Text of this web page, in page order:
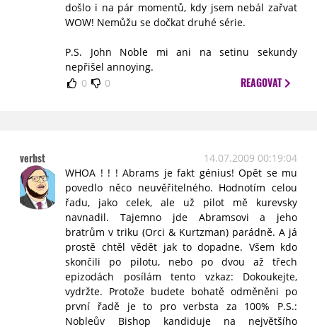
došlo i na pár momentů, kdy jsem nebál zařvat
WOW! Nemůžu se dočkat druhé série.
P.S. John Noble mi ani na setinu sekundy
nepřišel annoying.
0
0 REAGOVAT
verbst
14.07.2009 00:19:04
WHOA ! ! ! Abrams je fakt génius! Opět se mu
povedlo něco neuvěřitelného. Hodnotím celou
řadu, jako celek, ale už pilot mě kurevsky
navnadil. Tajemno jde Abramsovi a jeho
bratrům v triku (Orci & Kurtzman) parádně. A já
prostě chtěl vědět jak to dopadne. Všem kdo
skončili po pilotu, nebo po dvou až třech
epizodách posílám tento vzkaz: Dokoukejte,
vydržte. Protože budete bohatě odměněni po
první řadě je to pro verbsta za 100% P.S.:
Nobleův Bishop kandiduje na největšího